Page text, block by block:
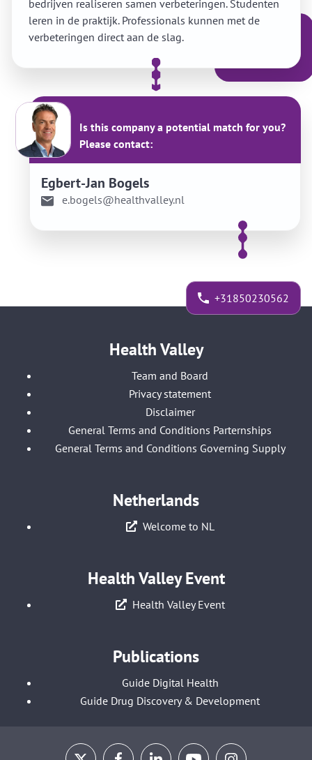
bedrijven realiseren samen verbeteringen. Studenten
leren in de praktijk. Professionals kunnen met de
verbeteringen direct aan de slag.
Is this company a potential match for you?
Please contact:
Egbert-Jan Bogels
e.bogels@healthvalley.nl
+31850230562
Health Valley
Team and Board
Privacy statement
Disclaimer
General Terms and Conditions Parternships
General Terms and Conditions Governing Supply
Netherlands
Welcome to NL
Health Valley Event
Health Valley Event
Publications
Guide Digital Health
Guide Drug Discovery & Development